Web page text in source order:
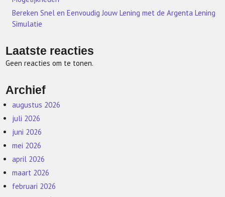
Bereken Snel en Eenvoudig Jouw Lening met de Argenta Lening
Simulatie
Laatste reacties
Geen reacties om te tonen.
Archief
augustus 2026
juli 2026
juni 2026
mei 2026
april 2026
maart 2026
februari 2026